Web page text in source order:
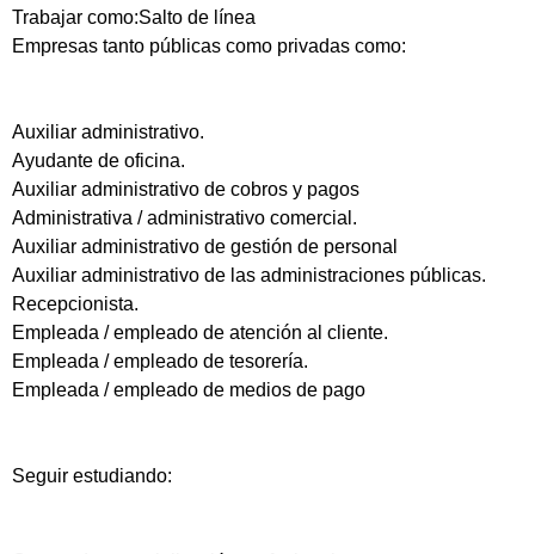
Trabajar como:Salto de línea
Empresas tanto públicas como privadas como:
Auxiliar administrativo.
Ayudante de oficina.
Auxiliar administrativo de cobros y pagos
Administrativa / administrativo comercial.
Auxiliar administrativo de gestión de personal
Auxiliar administrativo de las administraciones públicas.
Recepcionista.
Empleada / empleado de atención al cliente.
Empleada / empleado de tesorería.
Empleada / empleado de medios de pago
Seguir estudiando: